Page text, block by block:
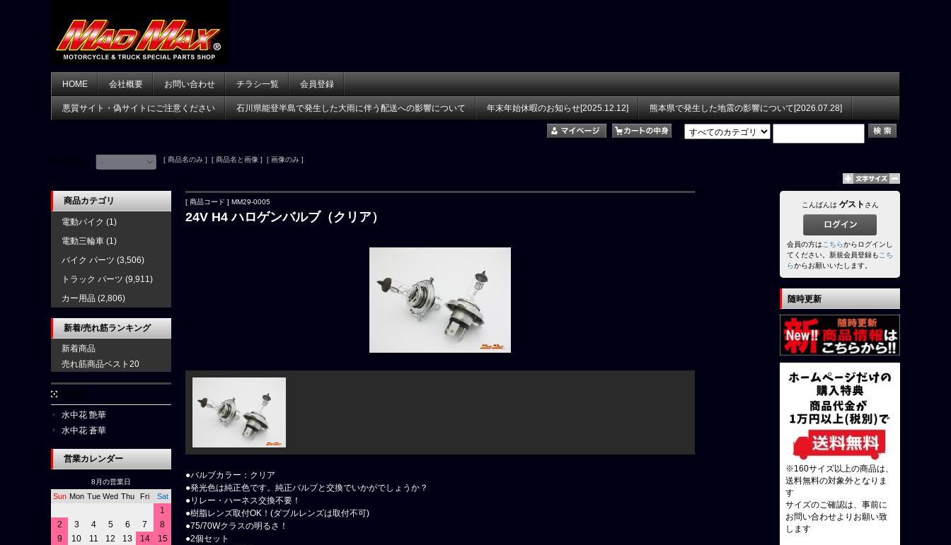
HOME 会社概要 お問い合わせ チラシ一覧 会員登録
悪質サイト・偽サイトにご注意ください 石川県能登半島で発生した大雨に伴う配送への影響について 年末年始休暇のお知らせ[2025.12.12] 熊本県で発生した地震の影響について[2026.07.28]
[ 商品名のみ ] [ 商品名と画像 ] [ 画像のみ ]
[ 商品コード ] MM29-0005
24V H4 ハロゲンバルブ（クリア）
●バルブカラー：クリア
●発光色は純正色です。純正バルブと交換でいかがでしょうか？
●リレー・ハーネス交換不要！
●樹脂レンズ取付OK！(ダブルレンズは取付不可)
●75/70Wクラスの明るさ！
●2個セット
商品カテゴリ
電動バイク (1)
電動三輪車 (1)
バイク パーツ (3,506)
トラック パーツ (9,911)
カー用品 (2,806)
新着/売れ筋ランキング
新着商品
売れ筋商品ベスト20
水中花 艶華
水中花 蒼華
営業カレンダー
8月の営業日
Sun Mon Tue Wed Thu Fri Sat
1
2
3 4 5 6 7
8
9
10 11 12 13 14
15
こんばんは ゲスト さん
会員の方はこちらからログインし
てください。新規会員登録もこち
らからお願いいたします。
随時更新
※160サイズ以上の商品は、
送料無料の対象外となりま
す
サイズのご確認は、事前に
お問い合わせよりお願い致
します